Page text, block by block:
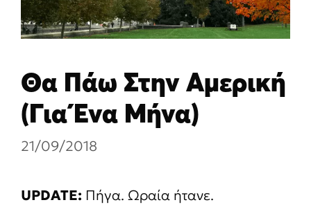
Θα Πάω Στην Αμερική
(Για Ένα Μήνα)
21/09/2018
UPDATE: Πήγα. Ωραία ήτανε.